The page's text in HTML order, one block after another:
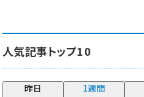
ngn (275)
大串 (216)
aitras (180)
人気記事トップ10
昨日 1週間